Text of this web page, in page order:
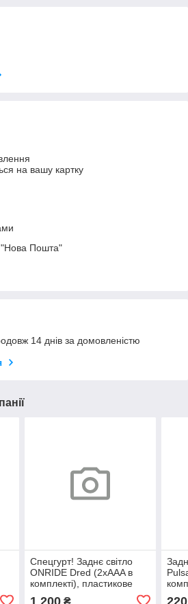
на вашу картку
"Нова Пошта"
14 днів за домовленістю
Спецгурт! Заднє світло
ONRIDE Dred (2xAAA в
комплекті), пластикове
1 200₴ 220